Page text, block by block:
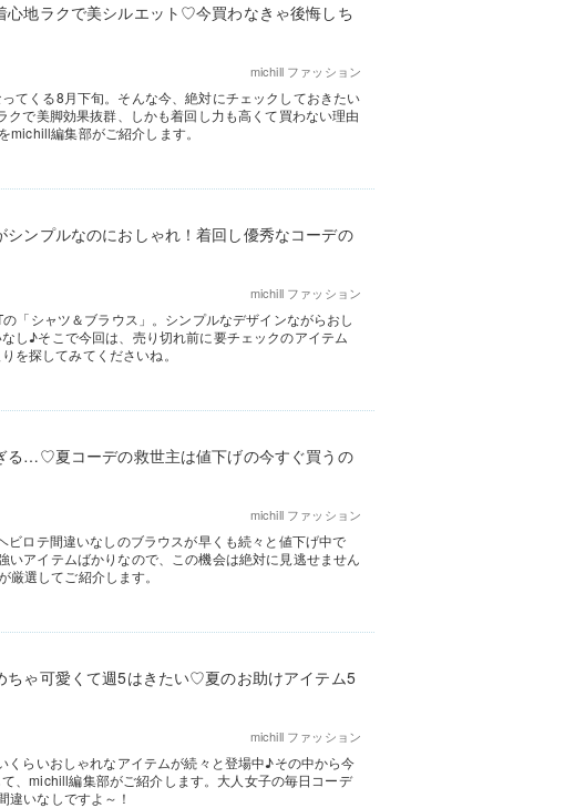
心地ラクで美シルエット♡今買わなきゃ後悔しち
michill ファッション
てくる8月下旬。そんな今、絶対にチェックしておきたい
で美脚効果抜群、しかも着回し力も高くて買わない理由
編集部がご紹介します。
シンプルなのにおしゃれ！着回し優秀なコーデの
michill ファッション
「シャツ＆ブラウス」。シンプルなデザインながらおし
し♪そこで今回は、売り切れ前に要チェックのアイテム
を探してみてくださいね。
る…♡夏コーデの救世主は値下げの今すぐ買うの
michill ファッション
ロテ間違いなしのブラウスが早くも続々と値下げ中で
アイテムばかりなので、この機会は絶対に見逃せません
選してご紹介します。
ちゃ可愛くて週5はきたい♡夏のお助けアイテム5
michill ファッション
らいおしゃれなアイテムが続々と登場中♪その中から今
、michill編集部がご紹介します。大人女子の毎日コーデ
違いなしですよ～！